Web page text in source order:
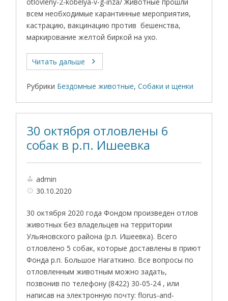
всем необходимые карантинные мероприятия,
кастрацию, вакцинацию против бешенства,
маркирование желтой биркой на ухо.
Читать дальше
Рубрики Бездомные животные,Собаки и щенки
30 октября отловлены 6
собак в р.п. Ишеевка
admin
30.10.2020
30 октября 2020 года Фондом произведен отлов
животных без владельцев на территории
Ульяновского района (р.п. Ишеевка). Всего
отловлено 5 собак, которые доставлены в приют
Фонда р.п. Большое Нагаткино. Все вопросы по
отловленным животным можно задать,
позвонив по телефону (8422) 30-05-24 , или
написав на электронную почту: florus-and-